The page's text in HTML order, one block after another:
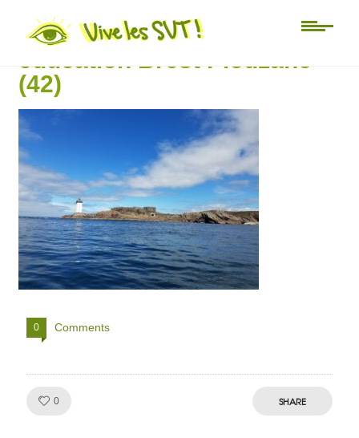
Université d’été Mer
éducation Brest Plouzané
(42)
0 Comments
0 SHARE